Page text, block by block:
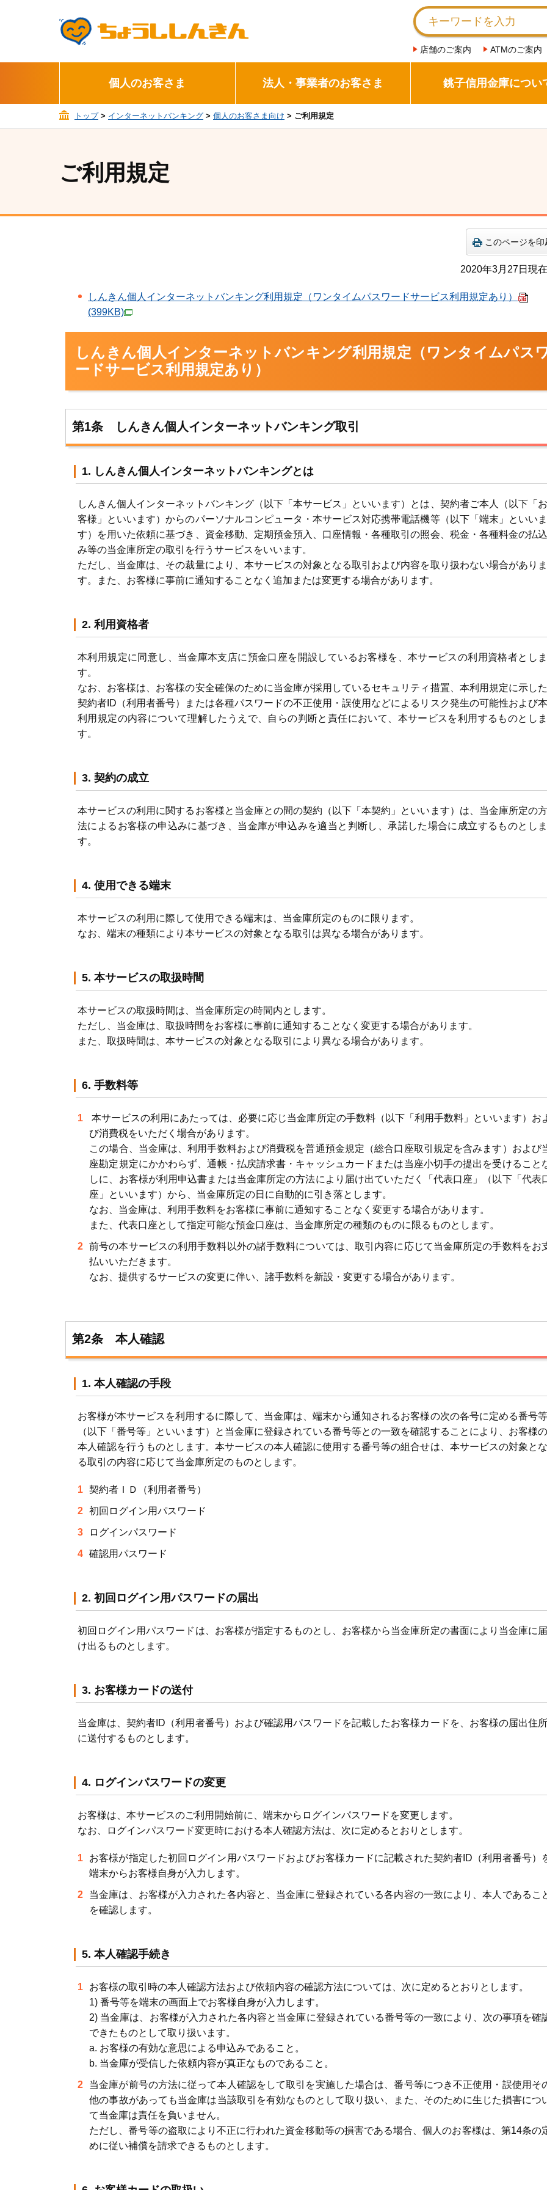
店舗のご案内 ATMのご案内
個人のお客さま 法人・事業者のお客さま 銚子信用金庫につい
トップ> インターネットバンキング > 個人のお客さま向け > ご利用規定
ご利用規定
このページを印
2020年3月27日現在
しんきん個人インターネットバンキング利用規定（ワンタイムパスワードサービス利用規定あり）
(399KB)
しんきん個人インターネットバンキング利用規定（ワンタイムパス
ードサービス利用規定あり）
第1条 しんきん個人インターネットバンキング取引
1. しんきん個人インターネットバンキングとは
しんきん個人インターネットバンキング（以下「本サービス」といいます）とは、契約者ご本人（以下「お
客様」といいます）からのパーソナルコンピュータ・本サービス対応携帯電話機等（以下「端末」といいま
す）を用いた依頼に基づき、資金移動、定期預金預入、口座情報・各種取引の照会、税金・各種料金の払込
み等の当金庫所定の取引を行うサービスをいいます。
ただし、当金庫は、その裁量により、本サービスの対象となる取引および内容を取り扱わない場合がありま
す。また、お客様に事前に通知することなく追加または変更する場合があります。
2. 利用資格者
本利用規定に同意し、当金庫本支店に預金口座を開設しているお客様を、本サービスの利用資格者としま
す。
なお、お客様は、お客様の安全確保のために当金庫が採用しているセキュリティ措置、本利用規定に示した
契約者ID（利用者番号）または各種パスワードの不正使用・誤使用などによるリスク発生の可能性および本
利用規定の内容について理解したうえで、自らの判断と責任において、本サービスを利用するものとしま
す。
3. 契約の成立
本サービスの利用に関するお客様と当金庫との間の契約（以下「本契約」といいます）は、当金庫所定の方
法によるお客様の申込みに基づき、当金庫が申込みを適当と判断し、承諾した場合に成立するものとしま
す。
4. 使用できる端末
本サービスの利用に際して使用できる端末は、当金庫所定のものに限ります。
なお、端末の種類により本サービスの対象となる取引は異なる場合があります。
5. 本サービスの取扱時間
本サービスの取扱時間は、当金庫所定の時間内とします。
ただし、当金庫は、取扱時間をお客様に事前に通知することなく変更する場合があります。
また、取扱時間は、本サービスの対象となる取引により異なる場合があります。
6. 手数料等
本サービスの利用にあたっては、必要に応じ当金庫所定の手数料（以下「利用手数料」といいます）お
び消費税をいただく場合があります。
この場合、当金庫は、利用手数料および消費税を普通預金規定（総合口座取引規定を含みます）および
座勘定規定にかかわらず、通帳・払戻請求書・キャッシュカードまたは当座小切手の提出を受けること
しに、お客様が利用申込書または当金庫所定の方法により届け出ていただく「代表口座」（以下「代表
座」といいます）から、当金庫所定の日に自動的に引き落とします。
なお、当金庫は、利用手数料をお客様に事前に通知することなく変更する場合があります。
また、代表口座として指定可能な預金口座は、当金庫所定の種類のものに限るものとします。
前号の本サービスの利用手数料以外の諸手数料については、取引内容に応じて当金庫所定の手数料をお
払いいただきます。
なお、提供するサービスの変更に伴い、諸手数料を新設・変更する場合があります。
第2条 本人確認
1. 本人確認の手段
お客様が本サービスを利用するに際して、当金庫は、端末から通知されるお客様の次の各号に定める番号等
（以下「番号等」といいます）と当金庫に登録されている番号等との一致を確認することにより、お客様の
本人確認を行うものとします。本サービスの本人確認に使用する番号等の組合せは、本サービスの対象とな
る取引の内容に応じて当金庫所定のものとします。
契約者ＩＤ（利用者番号）
初回ログイン用パスワード
ログインパスワード
確認用パスワード
2. 初回ログイン用パスワードの届出
初回ログイン用パスワードは、お客様が指定するものとし、お客様から当金庫所定の書面により当金庫に届
け出るものとします。
3. お客様カードの送付
当金庫は、契約者ID（利用者番号）および確認用パスワードを記載したお客様カードを、お客様の届出住所
に送付するものとします。
4. ログインパスワードの変更
お客様は、本サービスのご利用開始前に、端末からログインパスワードを変更します。
なお、ログインパスワード変更時における本人確認方法は、次に定めるとおりとします。
お客様が指定した初回ログイン用パスワードおよびお客様カードに記載された契約者ID（利用者番号）
端末からお客様自身が入力します。
当金庫は、お客様が入力された各内容と、当金庫に登録されている各内容の一致により、本人であるこ
を確認します。
5. 本人確認手続き
お客様の取引時の本人確認方法および依頼内容の確認方法については、次に定めるとおりとします。
1) 番号等を端末の画面上でお客様自身が入力します。
2) 当金庫は、お客様が入力された各内容と当金庫に登録されている番号等の一致により、次の事項を確
できたものとして取り扱います。
a. お客様の有効な意思による申込みであること。
b. 当金庫が受信した依頼内容が真正なものであること。
当金庫が前号の方法に従って本人確認をして取引を実施した場合は、番号等につき不正使用・誤使用そ
他の事故があっても当金庫は当該取引を有効なものとして取り扱い、また、そのために生じた損害につ
て当金庫は責任を負いません。
ただし、番号等の盗取により不正に行われた資金移動等の損害である場合、個人のお客様は、第14条の
めに従い補償を請求できるものとします。